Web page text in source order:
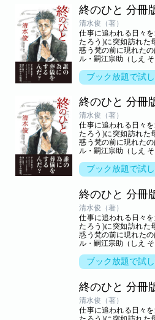
終のひと 分冊
清水俊（著）
仕事に追われる日々
たろう)に突如訪れた
惑う梵の前に現れた
ル・嗣江宗助（しえ
世界を新鋭が描き出
ドラマ。
ブック放題で試
終のひと 分冊
清水俊（著）
仕事に追われる日々
たろう)に突如訪れた
惑う梵の前に現れた
ル・嗣江宗助（しえ
世界を新鋭が描き出
ドラマ。
ブック放題で試
終のひと 分冊
清水俊（著）
仕事に追われる日々
たろう)に突如訪れた
惑う梵の前に現れた
ル・嗣江宗助（しえ
世界を新鋭が描き出
ドラマ。
ブック放題で試
終のひと 分冊
清水俊（著）
仕事に追われる日々